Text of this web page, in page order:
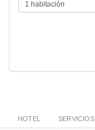
HOTEL SERVICIOS